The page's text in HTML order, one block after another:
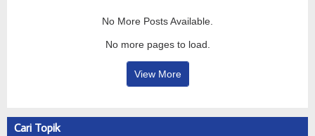
No More Posts Available.
No more pages to load.
View More
Cari Topik